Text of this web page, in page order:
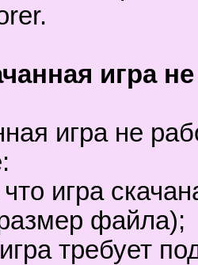
игра
игра не
игра
файла);
требует